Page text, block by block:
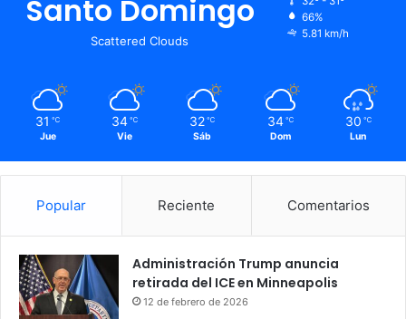
Santo Domingo
Scattered Clouds
66%
5.81 km/h
31 ℃
Jue
34 ℃
Vie
32 ℃
Sáb
34 ℃
Dom
30 ℃
Lun
Popular Reciente Comentarios
Administración Trump anuncia
retirada del ICE en Minneapolis
12 de febrero de 2026